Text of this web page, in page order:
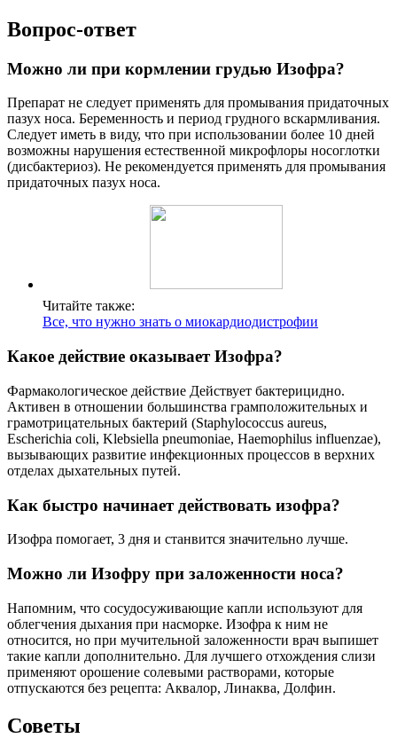
Вопрос-ответ
Можно ли при кормлении грудью Изофра?
Препарат не следует применять для промывания придаточных
пазух носа. Беременность и период грудного вскармливания.
Следует иметь в виду, что при использовании более 10 дней
возможны нарушения естественной микрофлоры носоглотки
(дисбактериоз). Не рекомендуется применять для промывания
придаточных пазух носа.
Читайте также:
Все, что нужно знать о миокардиодистрофии
Какое действие оказывает Изофра?
Фармакологическое действие Действует бактерицидно.
Активен в отношении большинства грамположительных и
грамотрицательных бактерий (Staphylococcus aureus,
Escherichia coli, Klebsiella pneumoniae, Haemophilus influenzae),
вызывающих развитие инфекционных процессов в верхних
отделах дыхательных путей.
Как быстро начинает действовать изофра?
Изофра помогает, 3 дня и станвится значительно лучше.
Можно ли Изофру при заложенности носа?
Напомним, что сосудосуживающие капли используют для
облегчения дыхания при насморке. Изофра к ним не
относится, но при мучительной заложенности врач выпишет
такие капли дополнительно. Для лучшего отхождения слизи
применяют орошение солевыми растворами, которые
отпускаются без рецепта: Аквалор, Линаква, Долфин.
Советы